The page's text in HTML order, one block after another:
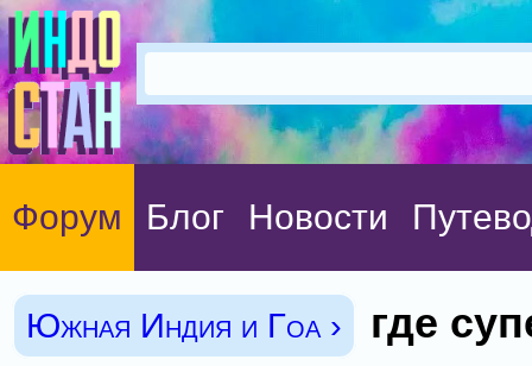
Форум Блог Новости
Южная Индия и Гоа ›
где